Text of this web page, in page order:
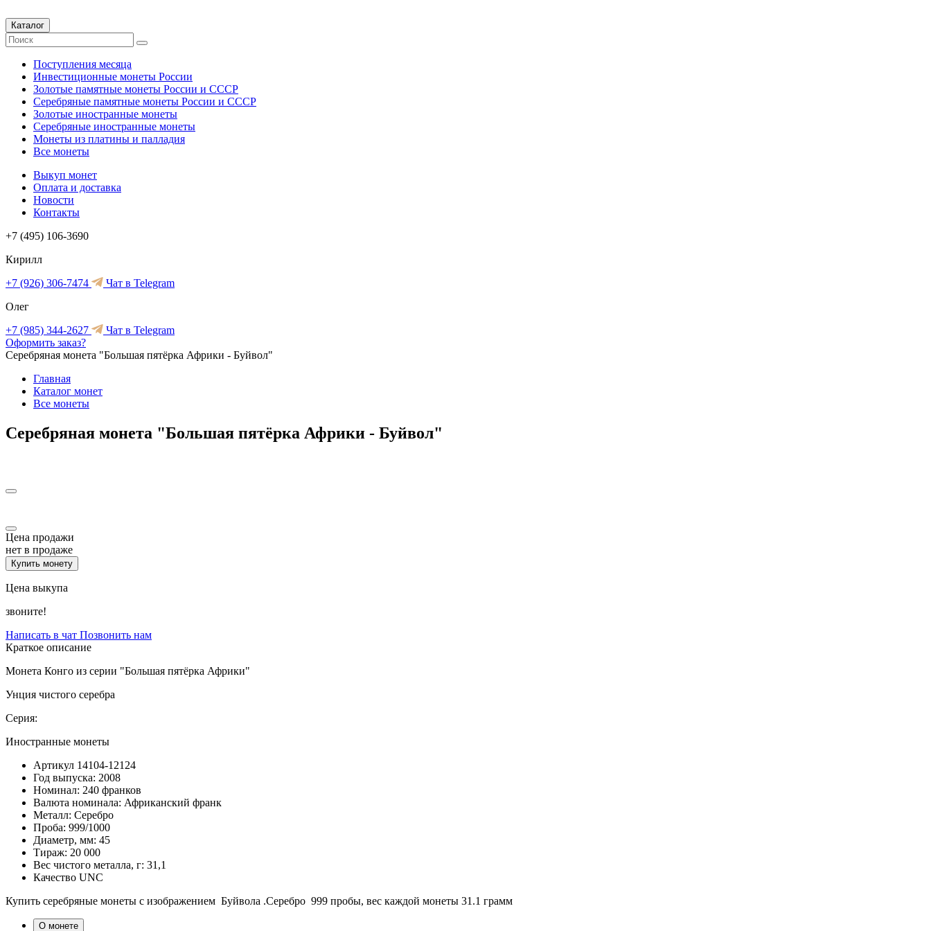
Каталог
Поступления месяца
Инвестиционные монеты России
Золотые памятные монеты России и СССР
Серебряные памятные монеты России и СССР
Золотые иностранные монеты
Серебряные иностранные монеты
Монеты из платины и палладия
Все монеты
Выкуп монет
Оплата и доставка
Новости
Контакты
+7 (495) 106-3690
Кирилл
+7 (926) 306-7474
Чат в Telegram
Олег
+7 (985) 344-2627
Чат в Telegram
Оформить заказ?
Серебряная монета "Большая пятёрка Африки - Буйвол"
Главная
Каталог монет
Все монеты
Серебряная монета "Большая пятёрка Африки - Буйвол"
Цена продажи
нет в продаже
Купить монету
Цена выкупа
звоните!
Написать в чат Позвонить нам
Краткое описание
Монета Конго из серии "Большая пятёрка Африки"
Унция чистого серебра
Серия:
Иностранные монеты
Артикул 14104-12124
Год выпуска: 2008
Номинал: 240 франков
Валюта номинала: Африканский франк
Металл: Серебро
Проба: 999/1000
Диаметр, мм: 45
Тираж: 20 000
Вес чистого металла, г: 31,1
Качество UNC
Купить серебряные монеты с изображением Буйвола .Серебро 999 пробы, вес каждой монеты 31.1 грамм
О монете